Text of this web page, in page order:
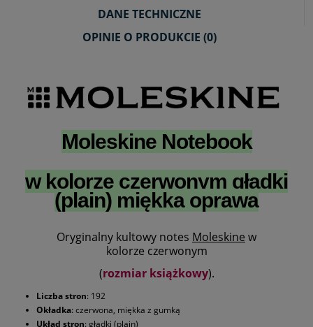
DANE TECHNICZNE
OPINIE O PRODUKCIE (0)
Moleskine Notebook
wkolorze czerwonym gładki
(plain) miękka oprawa
Oryginalny kultowy notes Moleskine w
kolorze czerwonym
(rozmiarksiążkowy).
Liczba stron: 192
Okładka: czerwona, miękka z gumką
Układ stron: gładki (plain)